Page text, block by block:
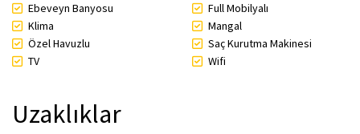
Ebeveyn Banyosu
Full Mobilyalı
Klima
Mangal
Özel Havuzlu
Saç Kurutma Makinesi
TV
Wifi
Uzaklıklar